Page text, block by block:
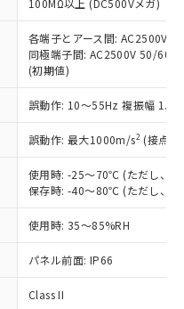
100MΩ以上 (DC500Vメガ)
各端子とアース間: AC2500V
同極端子間: AC2500V 50/
(初期値)
誤動作: 10～55Hz 複振幅
誤動作: 最大1000m/s2 (接点
使用時: -25～70℃ (ただし、氷
保存時: -40～80℃ (ただし、氷
使用時: 35～85%RH
パネル前面: IP66
Class II
となる商品もある
い。
価格照会結果は、
時点での社内デー
るものであり、閲
際の在庫および標
合があることをご
び標準価格はお客
はお客様担当のオ
店・当社販売員に
売店や当社販売拠
ーク
」をご確認
格結果を当社の
含有部品として
した場合などや
ります。
1000ppm以下、 カド
、ポリ臭化ビフェニル
ジフェニルエーテル類
、フタル酸ジブチル
酸ジイソブチル
び制御機器に対する
いては閾値を超える意
います。
率が中国RoHSの
示します。
販売部門へお問
T26572)：
、 Cd(カドミウ
PBBs(ポリ臭化ビフェ
臭化ジフェニルエーテ
、 DIBP(フタル酸ジ
タル酸ブチルベンジ
シル)) : 1000ppm
製品のうち、外国
法に定める商品
という）を輸出
する場合は、日本
たは役務取引許
必要な手続きを
棄する場合は、完
違法に輸出されな
じます。
核兵器、ミサイ
兵器またはその他
製造装置等に一切
三者に販売する
庫あり
ないが在庫あり
在庫状況につ
のお取引先、ま
のオムロン制御
社販売員にご確